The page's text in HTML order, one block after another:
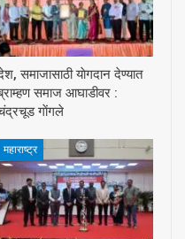
समाजासाठी याेगदान देण्यात
समाज आघाडीवर :
गाेंगले
महाराष्ट्र